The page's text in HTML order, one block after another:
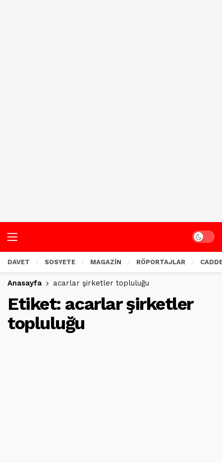
Dark
DAVET SOSYETE MAGAZİN RÖPORTAJLAR
Anasayfa acarlar şirketler topluluğu
Etiket: acarlar şirketler
topluluğu